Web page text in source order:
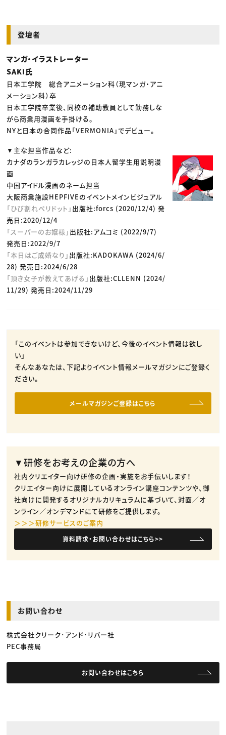
登壇者
マンガ・イラストレーター
SAKI氏
日本工学院 総合アニメーション科（現マンガ・アニ
メーション科）卒
日本工学院卒業後、同校の補助教員として勤務しな
がら商業用漫画を手掛ける。
NYと日本の合同作品「VERMONIA」でデビュー。
▼主な担当作品など:
カナダのランガラカレッジの日本人留学生用説明漫
画
中国アイドル漫画のネーム担当
大阪商業施設HEPFIVEのイベントメインビジュアル
「ひび割れペリドット」 出版社:forcs (2020/12/4) 発
売日:2020/12/4
「スーパーのお嬢様」 出版社:アムコミ (2022/9/7)
発売日:2022/9/7
「本日はご成婚なり」 出版社:KADOKAWA (2024/6/
28) 発売日:2024/6/28
「頂き女子が教えてあげる」 出版社:CLLENN (2024/
11/29) 発売日:2024/11/29
「このイベントは参加できないけど、今後のイベント情報は欲し
い」
そんなあなたは、下記よりイベント情報メールマガジンにご登録く
ださい。
メールマガジンご登録はこちら
▼研修をお考えの企業の方へ
社内クリエイター向け研修の企画・実施をお手伝いします！
クリエイター向けに展開しているオンライン講座コンテンツや、御
社向けに開発するオリジナルカリキュラムに基づいて、対面／オ
ンライン／オンデマンドにて研修をご提供します。
＞＞＞研修サービスのご案内
資料請求・お問い合わせはこちら>>
お問い合わせ
株式会社クリーク･アンド･リバー社
PEC事務局
お問い合わせはこちら